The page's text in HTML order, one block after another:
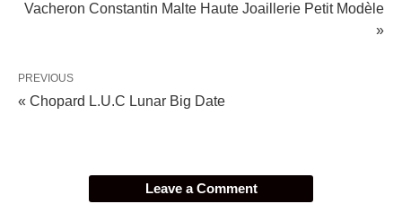
Vacheron Constantin Malte Haute Joaillerie Petit Modèle
»
PREVIOUS
« Chopard L.U.C Lunar Big Date
Leave a Comment